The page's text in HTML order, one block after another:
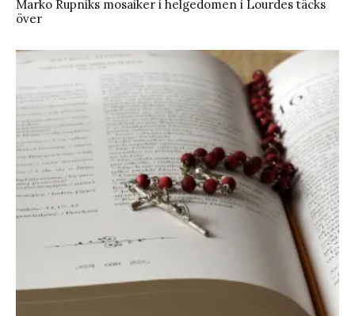
Marko Rupniks mosaiker i helgedomen i Lourdes täcks
över